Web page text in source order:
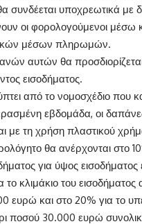
συνδέεται υποχρεωτικά με
οι φορολογούμενοι μέσω
μέσων πληρωμών.
αυτών θα
εισοδήματος.
από το νομοσχέδιο που
εβδομάδα, οι
με τη χρήση πλαστικού
θα ανέρχονται στο
για ύψος
το κλιμάκιο του εισοδήματος
ευρώ και στο 20% για το
ποσού 30.000 ευρώ